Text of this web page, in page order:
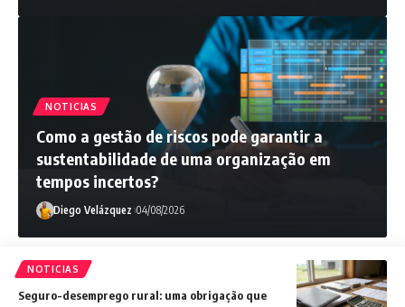
07/08/2026
NOTICIAS
Como a gestão de riscos pode garantir a
sustentabilidade de uma organização em
tempos incertos?
Diego Velázquez 04/08/2026
NOTICIAS
Seguro-desemprego rural: uma obrigação que